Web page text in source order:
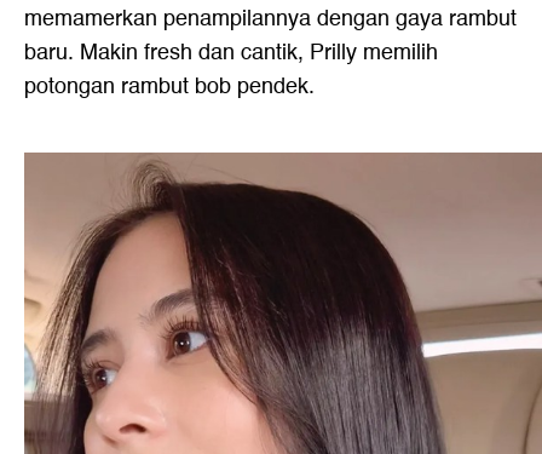
memamerkan penampilannya dengan gaya rambut
baru. Makin fresh dan cantik, Prilly memilih
potongan rambut bob pendek.